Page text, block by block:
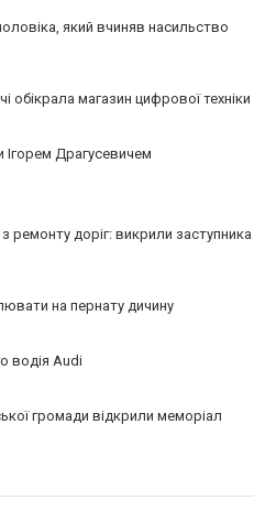
який вчиняв насильство
обікрала магазин цифрової техніки
Ігорем Драгусевичем
ремонту доріг: викрили заступника
на пернату дичину
водія Audi
громади відкрили меморіал